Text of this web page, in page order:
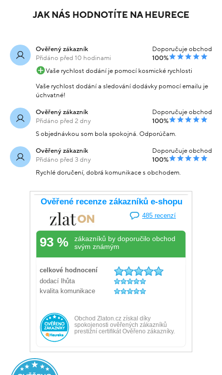
JAK NÁS HODNOTÍTE NA HEURECE
Ověřený zákazník
Přidáno před 10 hodinami
Doporučuje obchod
100%
Vaše rychlost dodání je pomocí kosmické rychlosti
Vaše rychlost dodání a sledování dodávky pomocí emailu je
úchvatné!
Ověřený zákazník
Přidáno před 2 dny
Doporučuje obchod
100%
S objednávkou som bola spokojná. Odporúčam.
Ověřený zákazník
Přidáno před 3 dny
Doporučuje obchod
100%
Rychlé doručení, dobrá komunikace s obchodem.